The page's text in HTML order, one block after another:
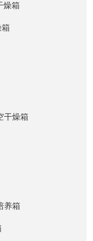
燥箱
箱
干燥箱
养箱